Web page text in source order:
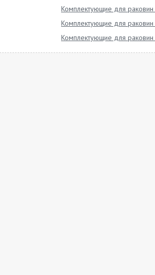
Комплектующие для
Комплектующие для раковин
Комплектующие для